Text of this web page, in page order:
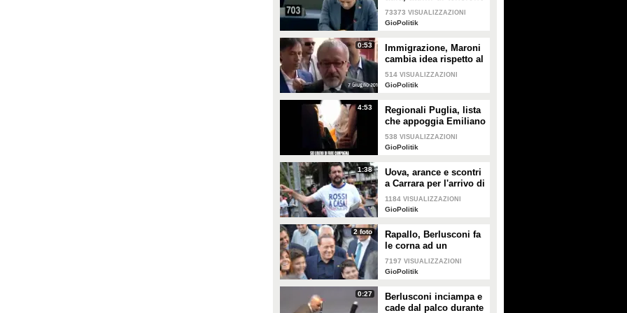
al Parlamento europeo
73373 VISUALIZZAZIONI
GioPolitik
0:53
Immigrazione, Maroni
cambia idea rispetto al
2011
514 VISUALIZZAZIONI
GioPolitik
4:53
Regionali Puglia, lista
che appoggia Emiliano
(PD) dà "rimborso
spese" al
538 VISUALIZZAZIONI
GioPolitik
1:38
Uova, arance e scontri
a Carrara per l'arrivo di
Salvini
1184 VISUALIZZAZIONI
GioPolitik
2 foto
Rapallo, Berlusconi fa
le corna ad un
bambino nella foto di
gruppo
7197 VISUALIZZAZIONI
GioPolitik
0:27
Berlusconi inciampa e
cade dal palco durante
Schillaci, interpellato alla Camera
sulla quantità di persone che dice
di aver dovuto rinunciare a esami
contestato il dato: "È un'indagine
"una prescrizione medica negata
Antonio D'Errico e il figlio
Alessandro, 26 anni, sono stati
travolti da una tettoia mentre
lavoravano in cantiere. L'uomo è
morto salvando il figlio. Il
cantiere è stato posto sotto
sequestro